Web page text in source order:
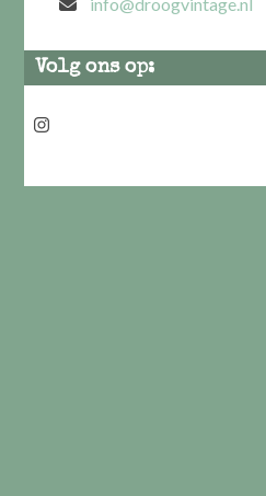
Volg ons op:
Instagram